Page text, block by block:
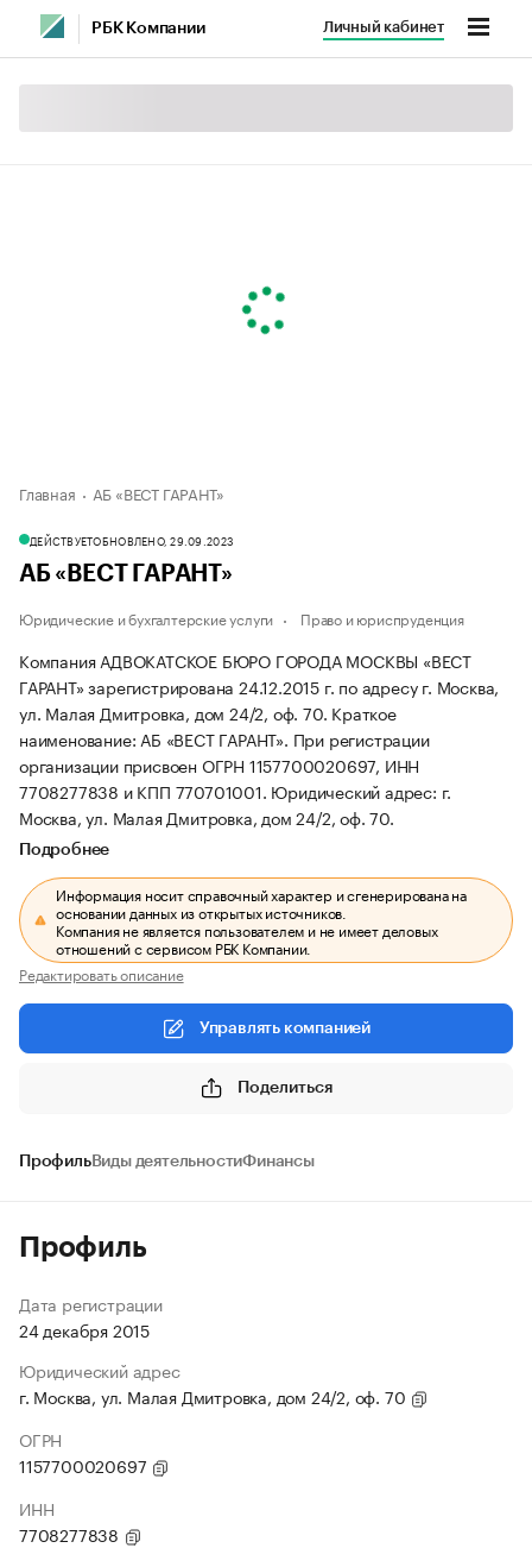
РБК Компании Личный кабинет
Главная АБ «ВЕСТ ГАРАНТ»
ДЕЙСТВУЕТОБНОВЛЕНО, 29.09.2023
АБ «ВЕСТ ГАРАНТ»
Юридические и бухгалтерские услуги Право и юриспруденция
Компания АДВОКАТСКОЕ БЮРО ГОРОДА МОСКВЫ «ВЕСТ
ГАРАНТ» зарегистрирована 24.12.2015 г. по адресу г. Москва,
ул. Малая Дмитровка, дом 24/2, оф. 70. Краткое
наименование: АБ «ВЕСТ ГАРАНТ». При регистрации
организации присвоен ОГРН 1157700020697, ИНН
7708277838 и КПП 770701001. Юридический адрес: г.
Москва, ул. Малая Дмитровка, дом 24/2, оф. 70.
Подробнее
Информация носит справочный характер и сгенерирована на
основании данных из открытых источников.
Компания не является пользователем и не имеет деловых
отношений с сервисом РБК Компании.
Редактировать описание
Управлять компанией
Поделиться
ПрофильВиды деятельностиФинансы
Профиль
Дата регистрации
24 декабря 2015
Юридический адрес
г. Москва, ул. Малая Дмитровка, дом 24/2, оф. 70
ОГРН
1157700020697
ИНН
7708277838